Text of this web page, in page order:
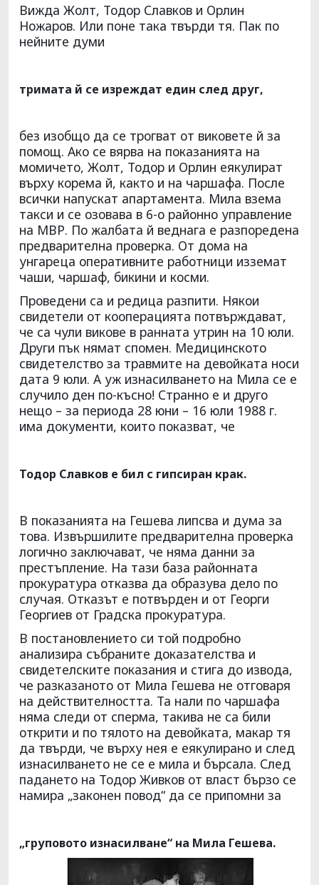
Вижда Жолт, Тодор Славков и Орлин
Ножаров. Или поне така твърди тя. Пак по
нейните думи
тримата й се изреждат един след друг,
без изобщо да се трогват от виковете й за
помощ. Ако се вярва на показанията на
момичето, Жолт, Тодор и Орлин еякулират
върху корема й, както и на чаршафа. После
всички напускат апартамента. Мила взема
такси и се озовава в 6-о районно управление
на МВР. По жалбата й веднага е разпоредена
предварителна проверка. От дома на
унгареца оперативните работници изземат
чаши, чаршаф, бикини и косми.
Проведени са и редица разпити. Някои
свидетели от кооперацията потвърждават,
че са чули викове в ранната утрин на 10 юли.
Други пък нямат спомен. Медицинското
свидетелство за травмите на девойката носи
дата 9 юли. А уж изнасилването на Мила се е
случило ден по-късно! Странно е и друго
нещо – за периода 28 юни – 16 юли 1988 г.
има документи, които показват, че
Тодор Славков е бил с гипсиран крак.
В показанията на Гешева липсва и дума за
това. Извършилите предварителна проверка
логично заключават, че няма данни за
престъпление. На тази база районната
прокуратура отказва да образува дело по
случая. Отказът е потвърден и от Георги
Георгиев от Градска прокуратура.
В постановлението си той подробно
анализира събраните доказателства и
свидетелските показания и стига до извода,
че разказаното от Мила Гешева не отговаря
на действителността. Та нали по чаршафа
няма следи от сперма, такива не са били
открити и по тялото на девойката, макар тя
да твърди, че върху нея е еякулирано и след
изнасилването не се е мила и бърсала. След
падането на Тодор Живков от власт бързо се
намира „законен повод“ да се припомни за
„груповото изнасилване“ на Мила Гешева.